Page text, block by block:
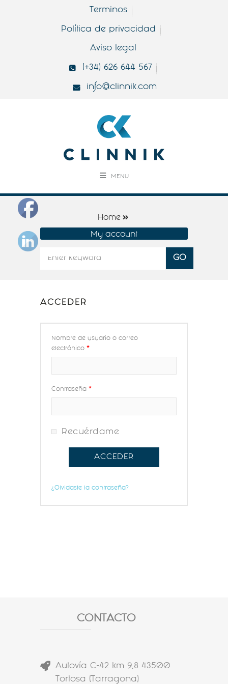
Terminos
Política de privacidad
Aviso legal
(+34) 626 644 567
info@clinnik.com
MENU
Home
My account
ACCEDER
Nombre de usuario o correo
electrónico
Contraseña
Recuérdame
ACCEDER
¿Olvidaste la contraseña?
CONTACTO
Autovía C-42 km 9,8 43500
Tortosa (Tarragona)